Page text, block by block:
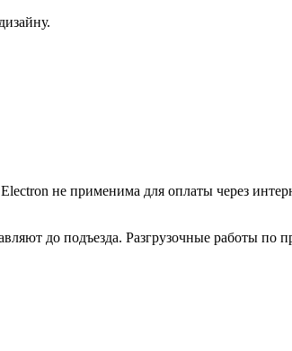
не применима для оплаты через
до подъезда. Разгрузочные работы по